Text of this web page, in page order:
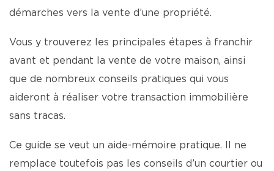
démarches vers la vente d’une propriété.
Vous y trouverez les principales étapes à franchir
avant et pendant la vente de votre maison, ainsi
que de nombreux conseils pratiques qui vous
aideront à réaliser votre transaction immobilière
sans tracas.
Ce guide se veut un aide-mémoire pratique. Il ne
remplace toutefois pas les conseils d’un courtier ou